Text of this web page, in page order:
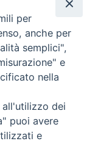
per
anche per
semplici",
e
nella
dei
puoi avere
e